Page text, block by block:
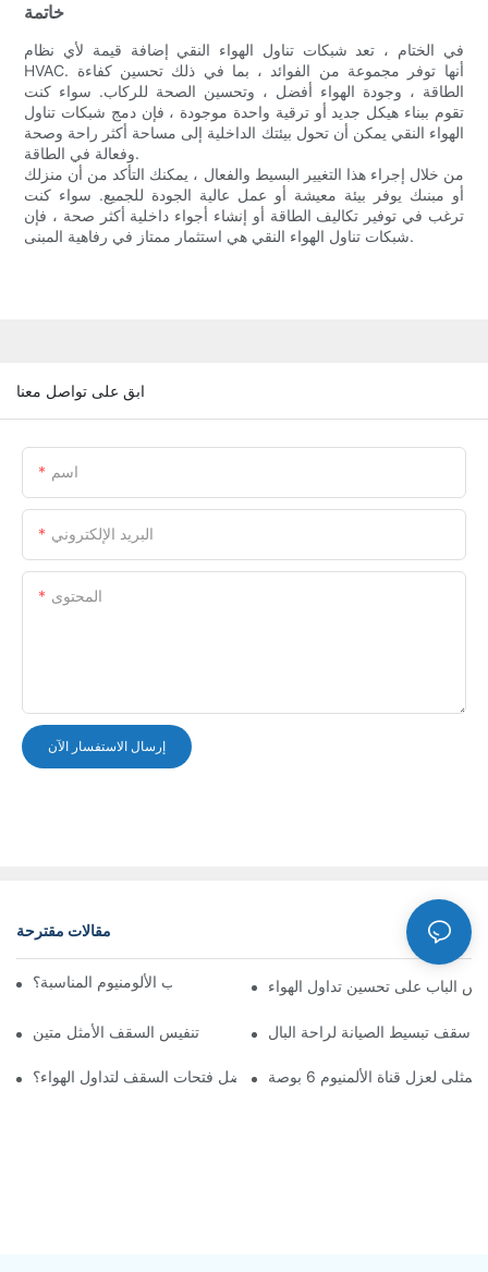
خاتمة
في الختام ، تعد شبكات تناول الهواء النقي إضافة قيمة لأي نظام
HVAC. أنها توفر مجموعة من الفوائد ، بما في ذلك تحسين كفاءة
الطاقة ، وجودة الهواء أفضل ، وتحسين الصحة للركاب. سواء كنت
تقوم ببناء هيكل جديد أو ترقية واحدة موجودة ، فإن دمج شبكات تناول
الهواء النقي يمكن أن تحول بيئتك الداخلية إلى مساحة أكثر راحة وصحة
وفعالة في الطاقة.
من خلال إجراء هذا التغيير البسيط والفعال ، يمكنك التأكد من أن منزلك
أو مبنىك يوفر بيئة معيشة أو عمل عالية الجودة للجميع. سواء كنت
ترغب في توفير تكاليف الطاقة أو إنشاء أجواء داخلية أكثر صحة ، فإن
شبكات تناول الهواء النقي هي استثمار ممتاز في رفاهية المبنى.
ابق على تواصل معنا
اسم
البريد الإلكتروني
المحتوى
إرسال الاستفسار الآن
مقالات مقترحة أخبار
كيف تختار شبكة تهوية باب الألومنيوم المناسبة؟الباب على تحسين تداول الهواء
تنفيس السقف الأمثل متين سقف تبسيط الصيانة لراحة البال
ما هي أفضل فتحات السقف لتداول الهواء؟ لعزل قناة الألمنيوم 6 بوصة